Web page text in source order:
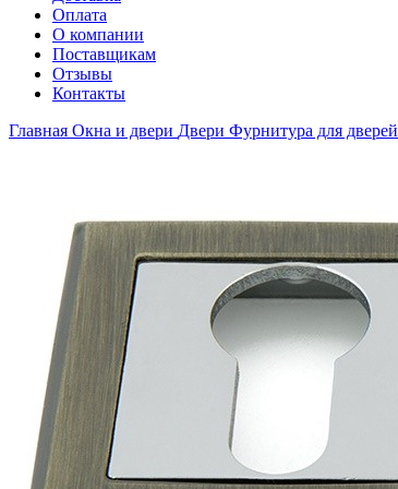
Оплата
О компании
Поставщикам
Отзывы
Контакты
Главная Окна и двери Двери Фурнитура для дверей